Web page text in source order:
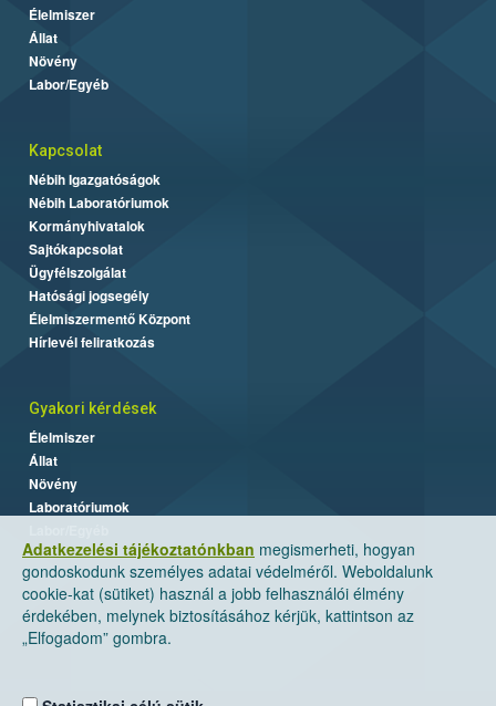
Adatkezelési tájékoztatónkban megismerheti, hogyan
gondoskodunk személyes adatai védelméről. Weboldalunk
cookie-kat (sütiket) használ a jobb felhasználói élmény
érdekében, melynek biztosításához kérjük, kattintson az
„Elfogadom” gombra.
Élelmiszer
Állat
Növény
Labor/Egyéb
Kapcsolat
Nébih Igazgatóságok
Nébih Laboratóriumok
Kormányhivatalok
Sajtókapcsolat
Ügyfélszolgálat
Hatósági jogsegély
Élelmiszermentő Központ
Hírlevél feliratkozás
Gyakori kérdések
Élelmiszer
Állat
Növény
Laboratóriumok